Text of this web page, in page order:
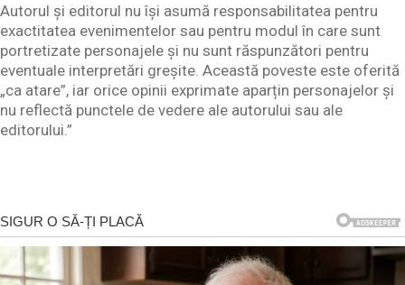
Autorul și editorul nu își asumă responsabilitatea pentru
exactitatea evenimentelor sau pentru modul în care sunt
portretizate personajele și nu sunt răspunzători pentru
eventuale interpretări greșite. Această poveste este oferită
„ca atare”, iar orice opinii exprimate aparțin personajelor și
nu reflectă punctele de vedere ale autorului sau ale
editorului.”